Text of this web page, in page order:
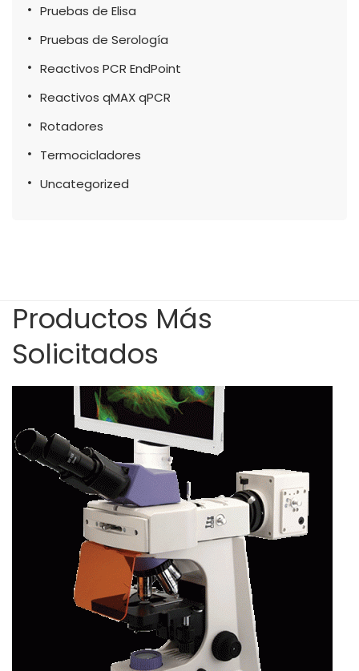
Pruebas de Elisa
Pruebas de Serología
Reactivos PCR EndPoint
Reactivos qMAX qPCR
Rotadores
Termocicladores
Uncategorized
Productos Más
Solicitados